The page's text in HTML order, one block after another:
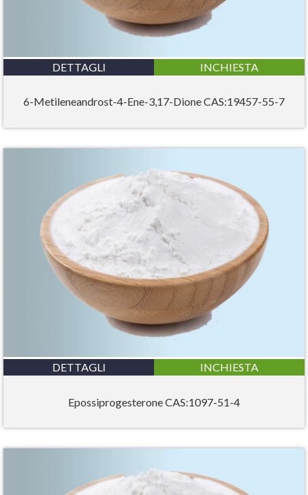
DETTAGLI INCHIESTA
6-Metileneandrost-4-Ene-3,17-Dione CAS:19457-55-7
DETTAGLI INCHIESTA
Epossiprogesterone CAS:1097-51-4